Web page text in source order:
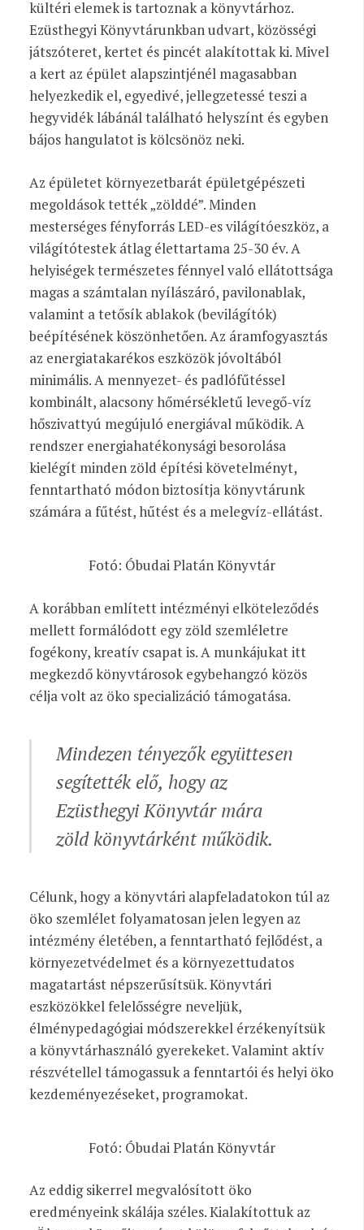
kültéri elemek is tartoznak a könyvtárhoz.
Ezüsthegyi Könyvtárunkban udvart, közösségi
játszóteret, kertet és pincét alakítottak ki. Mivel
a kert az épület alapszintjénél magasabban
helyezkedik el, egyedivé, jellegzetessé teszi a
hegyvidék lábánál található helyszínt és egyben
bájos hangulatot is kölcsönöz neki.
Az épületet környezetbarát épületgépészeti
megoldások tették „zölddé”. Minden
mesterséges fényforrás LED-es világítóeszköz, a
világítótestek átlag élettartama 25-30 év. A
helyiségek természetes fénnyel való ellátottsága
magas a számtalan nyílászáró, pavilonablak,
valamint a tetősík ablakok (bevilágítók)
beépítésének köszönhetően. Az áramfogyasztás
az energiatakarékos eszközök jóvoltából
minimális. A mennyezet- és padlófűtéssel
kombinált, alacsony hőmérsékletű levegő-víz
hőszivattyú megújuló energiával működik. A
rendszer energiahatékonysági besorolása
kielégít minden zöld építési követelményt,
fenntartható módon biztosítja könyvtárunk
számára a fűtést, hűtést és a melegvíz-ellátást.
Fotó: Óbudai Platán Könyvtár
A korábban említett intézményi elköteleződés
mellett formálódott egy zöld szemléletre
fogékony, kreatív csapat is. A munkájukat itt
megkezdő könyvtárosok egybehangzó közös
célja volt az öko specializáció támogatása.
Mindezen tényezők együttesen
segítették elő, hogy az
Ezüsthegyi Könyvtár mára
zöld könyvtárként működik.
Célunk, hogy a könyvtári alapfeladatokon túl az
öko szemlélet folyamatosan jelen legyen az
intézmény életében, a fenntartható fejlődést, a
környezetvédelmet és a környezettudatos
magatartást népszerűsítsük. Könyvtári
eszközökkel felelősségre neveljük,
élménypedagógiai módszerekkel érzékenyítsük
a könyvtárhasználó gyerekeket. Valamint aktív
részvétellel támogassuk a fenntartói és helyi öko
kezdeményezéseket, programokat.
Fotó: Óbudai Platán Könyvtár
Az eddig sikerrel megvalósított öko
eredményeink skálája széles. Kialakítottuk az